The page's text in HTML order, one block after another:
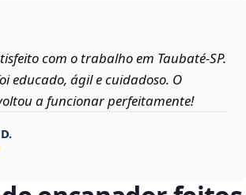
com o trabalho em Taubaté‑SP.
educado, ágil e cuidadoso. O
a funcionar perfeitamente!